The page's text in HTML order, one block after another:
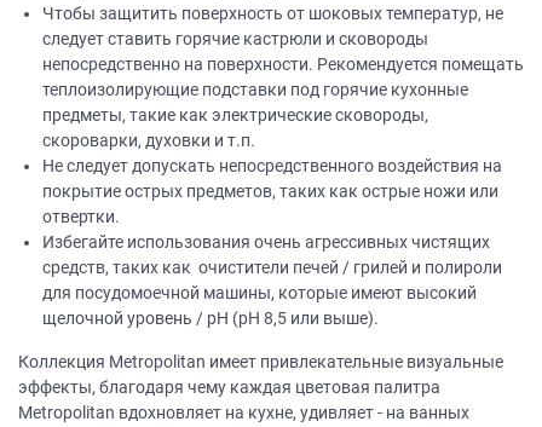
Чтобы защитить поверхность от шоковых температур, не
следует ставить горячие кастрюли и сковороды
непосредственно на поверхности. Рекомендуется помещать
теплоизолирующие подставки под горячие кухонные
предметы, такие как электрические сковороды,
скороварки, духовки и т.п.
Не следует допускать непосредственного воздействия на
покрытие острых предметов, таких как острые ножи или
отвертки.
Избегайте использования очень агрессивных чистящих
средств, таких как очистители печей / грилей и полироли
для посудомоечной машины, которые имеют высокий
щелочной уровень / рН (рН 8,5 или выше).
Коллекция Metropolitan имеет привлекательные визуальные
эффекты, благодаря чему каждая цветовая палитра
Metropolitan вдохновляет на кухне, удивляет - на ванных